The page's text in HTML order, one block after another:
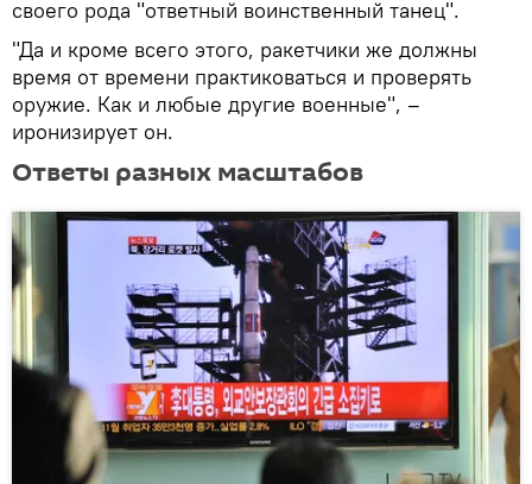
своего рода "ответный воинственный танец".
"Да и кроме всего этого, ракетчики же должны
время от времени практиковаться и проверять
оружие. Как и любые другие военные", –
иронизирует он.
Ответы разных масштабов